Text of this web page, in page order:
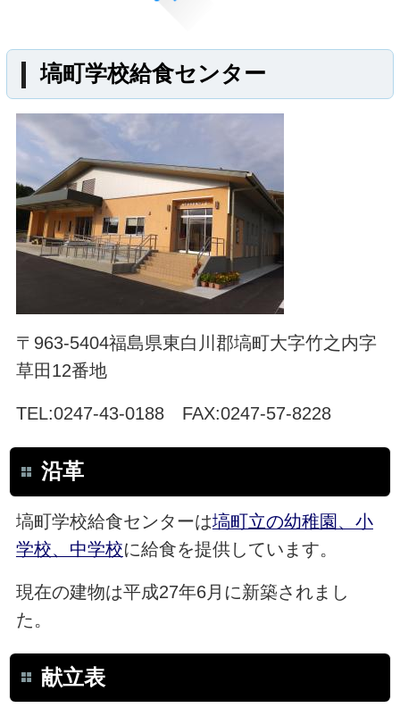
矢祭町 つつじ 奥久慈 米山
八溝山 ゆじまた
協和 羽黒
寺西 ふじたとうこ 道の駅
こんにゃく 東白川 福島県
118号 349号 289号
hanawa
竹パウダー 流灯 杉 八溝
塙町学校給食センター
〒963-5404福島県東白川郡塙町大字竹之内字
草田12番地
TEL:0247-43-0188 FAX:0247-57-8228
沿革
塙町学校給食センターは塙町立の幼稚園、小
学校、中学校に給食を提供しています。
現在の建物は平成27年6月に新築されまし
た。
献立表